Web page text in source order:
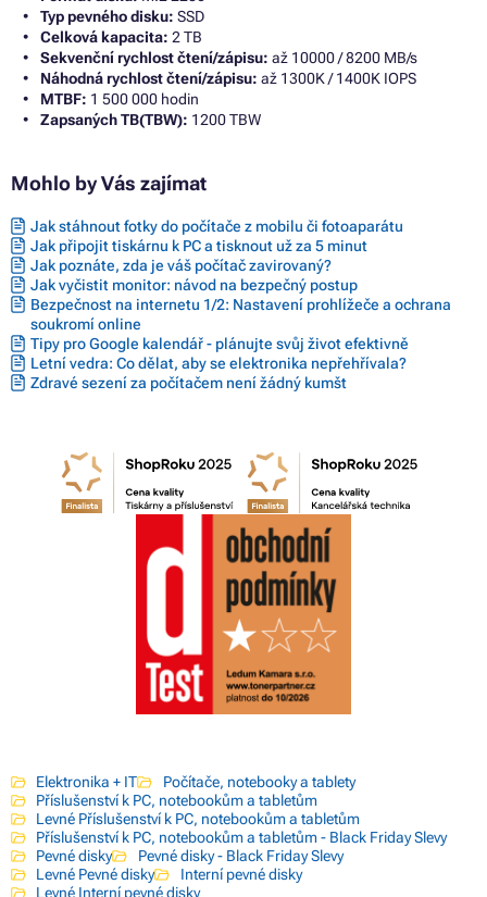
Typ pevného disku: SSD
Celková kapacita: 2 TB
Sekvenční rychlost čtení/zápisu: až 10000 / 8200 MB/s
Náhodná rychlost čtení/zápisu: až 1300K / 1400K IOPS
MTBF: 1 500 000 hodin
Zapsaných TB(TBW): 1200 TBW
Mohlo by Vás zajímat
Jak stáhnout fotky do počítače z mobilu či fotoaparátu
Jak připojit tiskárnu k PC a tisknout už za 5 minut
Jak poznáte, zda je váš počítač zavirovaný?
Jak vyčistit monitor: návod na bezpečný postup
Bezpečnost na internetu 1/2: Nastavení prohlížeče a ochrana
soukromí online
Tipy pro Google kalendář - plánujte svůj život efektivně
Letní vedra: Co dělat, aby se elektronika nepřehřívala?
Zdravé sezení za počítačem není žádný kumšt
Elektronika + IT
Počítače, notebooky a tablety
Příslušenství k PC, notebookům a tabletům
Levné Příslušenství k PC, notebookům a tabletům
Příslušenství k PC, notebookům a tabletům - Black Friday Slevy
Pevné disky
Pevné disky - Black Friday Slevy
Levné Pevné disky
Interní pevné disky
Levné Interní pevné disky